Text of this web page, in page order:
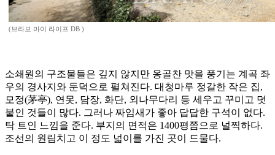
(브라보 마이 라이프 DB )
소쇄원의 구조물들은 깊지 않지만 옹골찬 맛을 풍기는 계곡 좌
우의 경사지와 둔덕으로 펼쳐진다. 대청마루 정갈한 작은 집,
모정(茅亭), 연못, 담장, 화단, 외나무다리 등 세우고 꾸미고 덧
붙인 것들이 많다. 그러나 짜임새가 좋아 답답한 구석이 없다.
탁 트인 느낌을 준다. 부지의 면적은 1400평쯤으로 널찍하다.
조선의 원림치고 이 정도 넓이를 가진 곳이 드물다.